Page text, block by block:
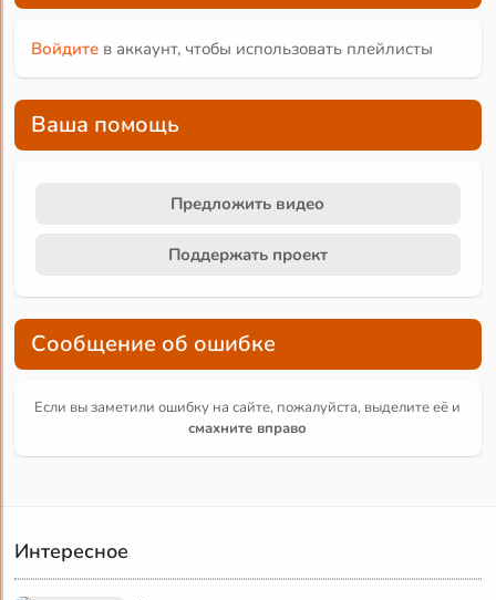
Войдите в аккаунт, чтобы использовать плейлисты
Ваша помощь
Предложить видео
Поддержать проект
Сообщение об ошибке
Если вы заметили ошибку на сайте, пожалуйста, выделите её и
смахните вправо
Интересное